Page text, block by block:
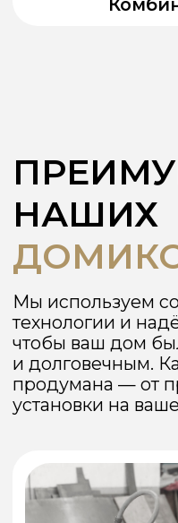
Уверенность в
Разные комплектации
ваш бюджет и задачи
КАК МЫ
РАБОТАЕМ
Мы сопровождаем
этапе — прозрачно, без
гарантией результата.